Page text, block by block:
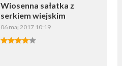
Wiosenna sałatka z
serkiem wiejskim
06 maj 2017 10:19